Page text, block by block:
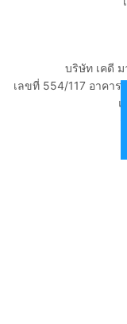
บริษัท เคดี
เลขที่ 554/117 อาคา